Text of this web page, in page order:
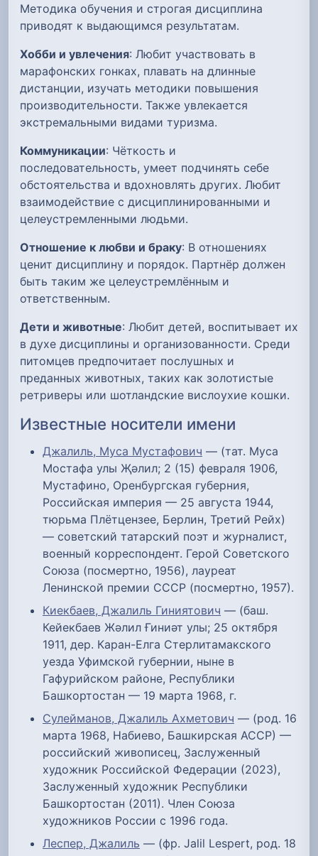
Методика обучения и строгая дисциплина
приводят к выдающимся результатам.
Хобби и увлечения: Любит участвовать в
марафонских гонках, плавать на длинные
дистанции, изучать методики повышения
производительности. Также увлекается
экстремальными видами туризма.
Коммуникации: Чёткость и
последовательность, умеет подчинять себе
обстоятельства и вдохновлять других. Любит
взаимодействие с дисциплинированными и
целеустремленными людьми.
Отношение к любви и браку: В отношениях
ценит дисциплину и порядок. Партнёр должен
быть таким же целеустремлённым и
ответственным.
Дети и животные: Любит детей, воспитывает их
в духе дисциплины и организованности. Среди
питомцев предпочитает послушных и
преданных животных, таких как золотистые
ретриверы или шотландские вислоухие кошки.
Известные носители имени
Джалиль, Муса Мустафович — (тат. Муса
Мостафа улы Җәлил; 2 (15) февраля 1906,
Мустафино, Оренбургская губерния,
Российская империя — 25 августа 1944,
тюрьма Плётцензее, Берлин, Третий Рейх)
— советский татарский поэт и журналист,
военный корреспондент. Герой Советского
Союза (посмертно, 1956), лауреат
Ленинской премии СССР (посмертно, 1957).
Киекбаев, Джалиль Гиниятович — (баш.
Кейекбаев Жәлил Ғиниәт улы; 25 октября
1911, дер. Каран-Елга Стерлитамакского
уезда Уфимской губернии, ныне в
Гафурийском районе, Республики
Башкортостан — 19 марта 1968, г.
Сулейманов, Джалиль Ахметович — (род. 16
марта 1968, Набиево, Башкирская АССР) —
российский живописец, Заслуженный
художник Российской Федерации (2023),
Заслуженный художник Республики
Башкортостан (2011). Член Союза
художников России с 1996 года.
Леспер, Джалиль — (фр. Jalil Lespert, род. 18